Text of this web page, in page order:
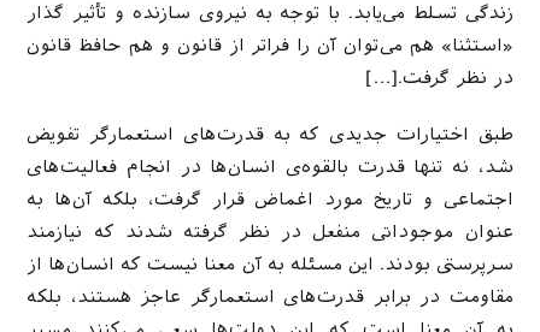
زندگی تسلط می‌یابد. با توجه به نیروی سازنده و تأثیر گذار
«استثنا» هم می‌توان آن را فراتر از قانون و هم حافظ قانون
در نظر گرفت.[…]
طبق اختیارات جدیدی که به قدرت‌های استعمارگر تفویض
شد، نه تنها قدرت بالقوه‌ی انسان‌ها در انجام فعالیت‌های
اجتماعی و تاریخ مورد اغماض قرار گرفت، بلکه آن‌ها به
عنوان موجوداتی منفعل در نظر گرفته شدند که نیازمند
سرپرستی بودند. این مسئله به آن معنا نیست که انسان‌ها از
مقاومت در برابر قدرت‌های استعمارگر عاجز هستند، بلکه